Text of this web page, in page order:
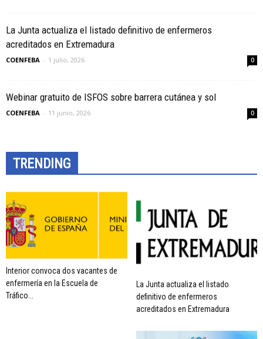
La Junta actualiza el listado definitivo de enfermeros
acreditados en Extremadura
COENFEBA - 1 julio, 2026 0
Webinar gratuito de ISFOS sobre barrera cutánea y sol
COENFEBA - 11 junio, 2026 0
TRENDING
Interior convoca dos vacantes de
enfermería en la Escuela de
Tráfico...
La Junta actualiza el listado
definitivo de enfermeros
acreditados en Extremadura